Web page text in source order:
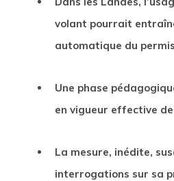
volant pourrait
automatique du
Une phase
en vigueur effective
La mesure, inédite,
interrogations sur sa